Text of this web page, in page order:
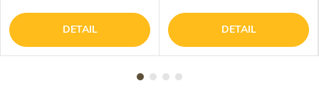
DETAIL DETAIL